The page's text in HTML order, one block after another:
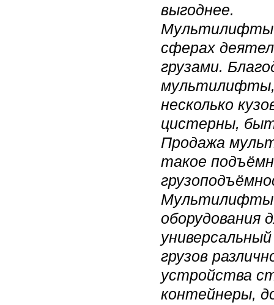
выгоднее.
Мультилифты
сферах
грузами.
мультилифты,
несколько
цистерны,
Продажа
такое
Мультилифты
оборудования
грузов
устройства
контейнеры,